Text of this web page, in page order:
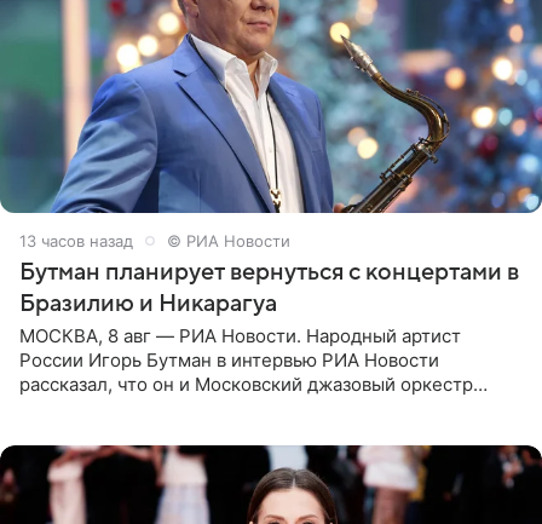
13 часов назад © РИА Новости
Бутман планирует вернуться с концертами в
Бразилию и Никарагуа
МОСКВА, 8 авг — РИА Новости. Народный артист
России Игорь Бутман в интервью РИА Новости
рассказал, что он и Московский джазовый оркестр